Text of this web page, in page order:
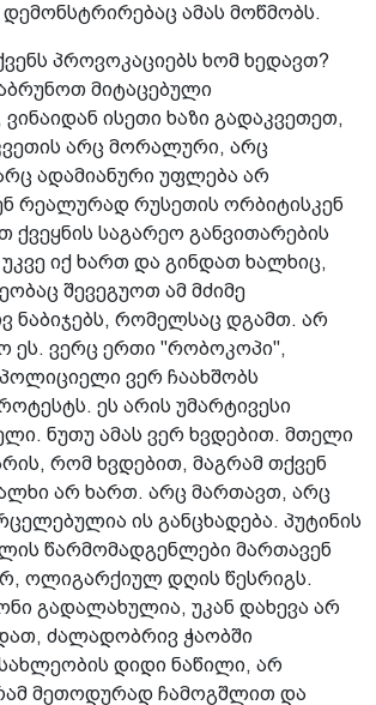
დემონსტრირებაც ამას მოწმობს.
პროვოკაციებს ხომ ხედავთ?
მიტაცებული
ისეთი ხაზი გადაკვეთეთ,
არც მორალური, არც
ადამიანური უფლება არ
რეალურად რუსეთის ორბიტისკენ
ქვეყნის საგარეო განვითარების
იქ ხართ და გინდათ ხალხიც,
შევეგუოთ ამ მძიმე
ნაბიჯებს, რომელსაც დგამთ. არ
ეს. ვერც ერთი "რობოკოპი",
ვერ ჩაახშობს
ეს არის უმარტივესი
ნუთუ ამას ვერ ხვდებით. მთელი
რომ ხვდებით, მაგრამ თქვენ
არ ხართ. არც მართავთ, არც
ის განცხადება. პუტინის
წარმომადგენლები მართავენ
ოლიგარქიულ დღის წესრიგს.
გადალახულია, უკან დახევა არ
ძალადობრივ ჭაობში
დიდი ნაწილი, არ
მეთოდურად ჩამოგშლით და